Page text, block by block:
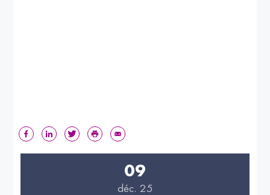
09
déc. 25